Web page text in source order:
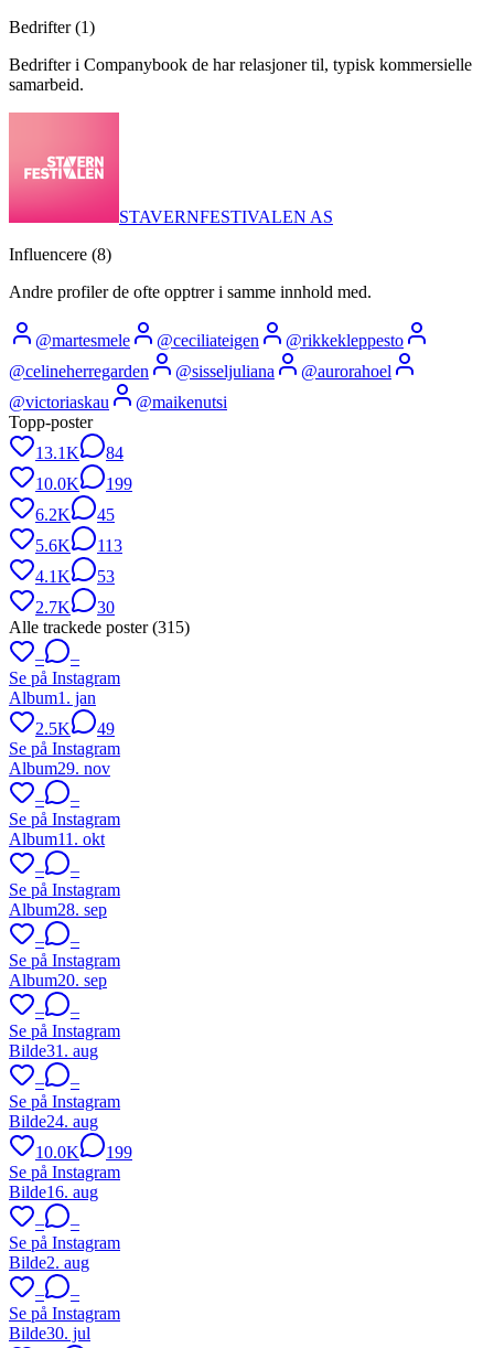
Bedrifter (1)
Bedrifter i Companybook de har relasjoner til, typisk kommersielle
samarbeid.
STAVERNFESTIVALEN AS
Influencere (8)
Andre profiler de ofte opptrer i samme innhold med.
@martesmele @ceciliateigen @rikkekleppesto
@celineherregarden @sisseljuliana @aurorahoel
@victoriaskau @maikenutsi
Topp-poster
13.1K
84
10.0K
199
6.2K
45
5.6K
113
4.1K
53
2.7K
30
Alle trackede poster (315)
–
–
Se på Instagram
Album1. jan
2.5K
49
Se på Instagram
Album29. nov
–
–
Se på Instagram
Album11. okt
–
–
Se på Instagram
Album28. sep
–
–
Se på Instagram
Album20. sep
–
–
Se på Instagram
Bilde31. aug
–
–
Se på Instagram
Bilde24. aug
10.0K
199
Se på Instagram
Bilde16. aug
–
–
Se på Instagram
Bilde2. aug
–
–
Se på Instagram
Bilde30. jul